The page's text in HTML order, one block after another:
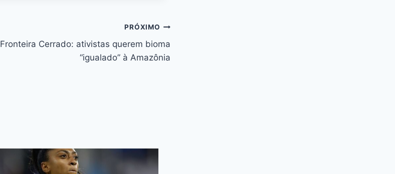
PRÓXIMO
Fronteira Cerrado: ativistas querem bioma
“igualado” à Amazônia